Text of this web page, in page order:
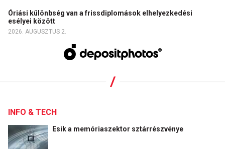
Óriási különbség van a frissdiplomások elhelyezkedési
esélyei között
2026. AUGUSZTUS 2.
INFO & TECH
Esik a memóriaszektor sztárrészvénye